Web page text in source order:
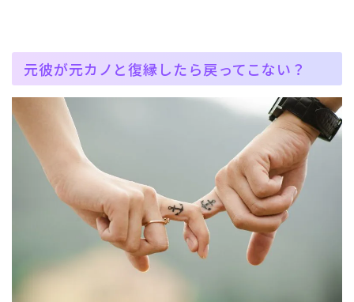
元彼が元カノと復縁したら戻ってこない？